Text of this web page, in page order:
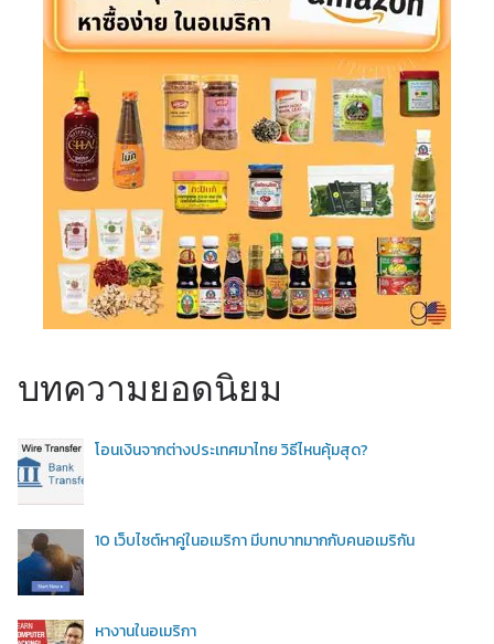
บทความยอดนิยม
โอนเงินจากต่างประเทศมาไทย วิธีไหนคุ้มสุด?
10 เว็บไซต์หาคู่ในอเมริกา มีบทบาทมากกับคนอเมริกัน
หางานในอเมริกา